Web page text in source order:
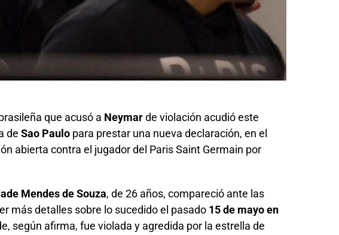
que acusó a Neymarde violación acudió este
de Sao Paulo para prestar una nueva declaración, en el
abierta contra el jugador del Paris Saint Germain por
Mendes de Souza, de 26 años, compareció ante las
más detalles sobre lo sucedido el pasado 15 de mayo en
según afirma, fue violada y agredida por la estrella de